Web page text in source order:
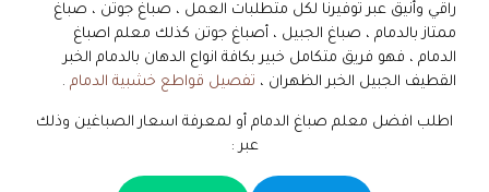
راقي وأنيق عبر توفيرنا لكل متطلبات العمل ، صباغ جوتن ، صباغ
ممتاز بالدمام ، صباغ الجبيل ، أصباغ جوتن كذلك معلم اصباغ
الدمام ، فهو فريق متكامل خبير بكافة انواع الدهان بالدمام الخبر
القطيف الجبيل الخبر الظهران ، تفصيل قواطع خشبية الدمام .
اطلب افضل معلم صباغ الدمام أو لمعرفة اسعار الصباغين وذلك
عبر :